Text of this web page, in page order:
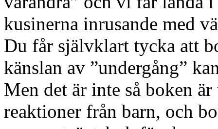
kusinerna inrusande med
Du får självklart tycka att
känslan av ”undergång”
Men det är inte så boken
reaktioner från barn, och